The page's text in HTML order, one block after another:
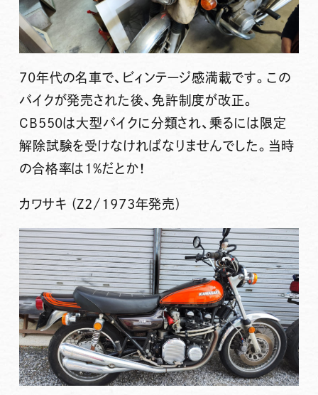
70年代の名車で、ビィンテージ感満載です。この
バイクが発売された後、免許制度が改正。
CB550は大型バイクに分類され、乗るには限定
解除試験を受けなければなりませんでした。当時
の合格率は 1%だとか！
カワサキ (Z2/1973年発売)